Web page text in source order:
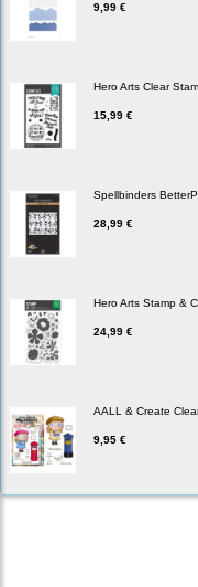
9,99 €
Hero Arts Clear
15,99 €
Spellbinders
28,99 €
Hero Arts Stamp &
24,99 €
AALL & Create
9,95 €